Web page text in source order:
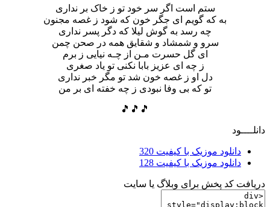
ستم است اگر سر خود تو ز خاک بر نداری
به که گویم ای جگر خون که شود ز غصه مجنون
چه رسد به گوش لیلا که دگر پسر نداری
سرو و شمشاد و شقایق همه در صحن چمن
ای گل حسرت مـن از چـه نیایی ز برم
ز چه ای عزیز بابا نکنی تو یاد صغری
دل او ز غصه خون شد تو مگر خبر نداری
تو که بی وفا نبودی ز چه خفته ای بر من
🎵🎵🎵
دانلــــود
دانلود موزیک با کیفیت 320
دانلود موزیک با کیفیت 128
دریافت کد پخش برای وبلاگ یا سایت